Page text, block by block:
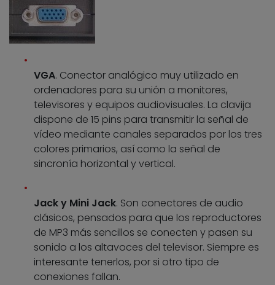
VGA. Conector analógico muy utilizado en
ordenadores para su unión a monitores,
televisores y equipos audiovisuales. La clavija
dispone de 15 pins para transmitir la señal de
vídeo mediante canales separados por los tres
colores primarios, así como la señal de
sincronía horizontal y vertical.
Jack y Mini Jack. Son conectores de audio
clásicos, pensados para que los reproductores
de MP3 más sencillos se conecten y pasen su
sonido a los altavoces del televisor. Siempre es
interesante tenerlos, por si otro tipo de
conexiones fallan.